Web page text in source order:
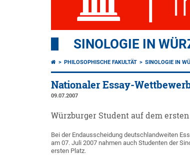
SINOLOGIE IN
PHILOSOPHISCHE FAKULTÄT SINOLOGIE IN
Nationaler Essay-
09.07.2007
Würzburger Student auf dem
Bei der Endausscheidung deutschlandweiten
am 07. Juli 2007 nahmen auch Studenten der
ersten Platz.